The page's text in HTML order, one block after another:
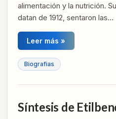
alimentación y la nutrición.
datan de 1912, sentaron las…
Leer más »
Biografias
Síntesis de